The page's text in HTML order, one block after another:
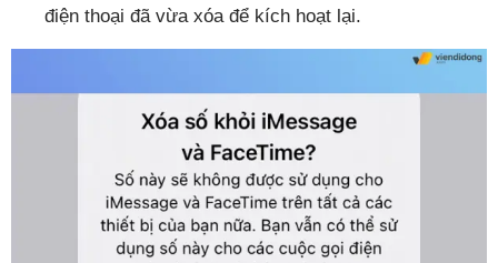
điện thoại đã vừa xóa để kích hoạt lại.